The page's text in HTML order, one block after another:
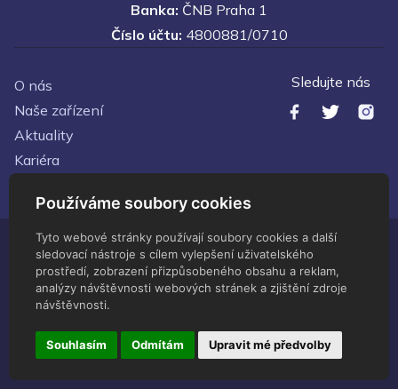
Používáme soubory cookies
Tyto webové stránky používají soubory cookies a další
sledovací nástroje s cílem vylepšení uživatelského
prostředí, zobrazení přizpůsobeného obsahu a reklam,
analýzy návštěvnosti webových stránek a zjištění zdroje
návštěvnosti.
Souhlasím Odmítám Upravit mé předvolby
Banka: ČNB Praha 1
Číslo účtu: 4800881/0710
O nás
Naše zařízení
Aktuality
Kariéra
Sledujte nás
© Zdravotnické zařízení Ministerstva vnitra - 2026 Všechna
práva vyhrazena
Administrace
Vytvořeno
servisdesign